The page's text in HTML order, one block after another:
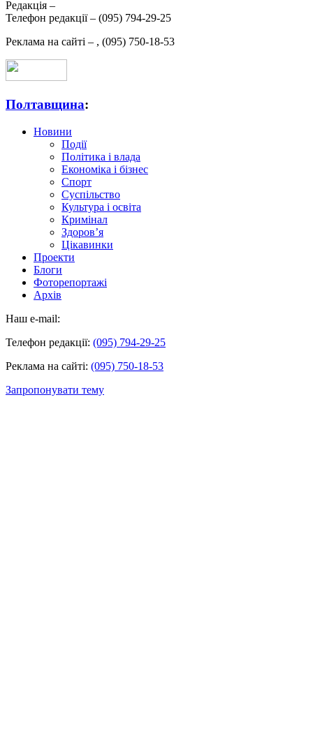
Редакція –
Телефон редакції – (095) 794-29-25
Реклама на сайті – , (095) 750-18-53
Полтавщина:
Новини
Події
Політика і влада
Економіка і бізнес
Спорт
Суспільство
Культура і освіта
Кримінал
Здоров’я
Цікавинки
Проекти
Блоги
Фоторепортажі
Архів
Наш e-mail:
Телефон редакції: (095) 794-29-25
Реклама на сайті: (095) 750-18-53
Запропонувати тему